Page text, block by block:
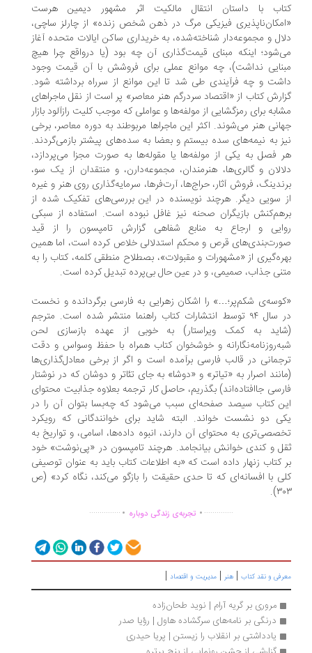
با داستان انتقال مالکیت اثر مشهور دیمین هرست
فیزیکی مرگ در ذهن شخص زنده» از چارلز ساچی،
و مجموعه‌دار شناخته‌شده، به خریداری ساکن ایالات متحده آغاز
اینکه مبنای قیمت‌گذاری آن چه بود (یا درواقع چرا هیچ
نداشت)، چه موانع عملی برای فروشش با آن قیمت وجود
و چه فرآیندی طی شد تا این موانع از سرراه برداشته شود.
کتاب از «اقتصاد سردرگم هنر معاصر» پر است از نقل ماجراهای
برای رمزگشایی از مولفه‌ها و عواملی که موجب کلیت رازآلود بازار
هنر می‌شوند. اکثر این ماجراها مربوطند به دوره معاصر، برخی
به نیمه‌های سده بیستم و بعضا به سده‌های پیشتر بازمی‌گردند.
فصل به یکی از مولفه‌ها یا مقوله‌ها به صورت مجزا می‌پردازد،
و گالری‌ها، هنرمندان، مجموعه‌دارن، و منتقدان از یک سو،
فروش آثار، حراج‌ها، آرت‌فرها، سرمایه‌گذاری روی هنر و غیره
سویی دیگر. هرچند نویسنده در این بررسی‌های تفکیک شده از
بازیگران صحنه نیز غافل نبوده است. استفاده از سبکی
و ارجاع به منابع شفاهی گزارش تامپسون را از قید
قرص و محکم استدلالی خلاص کرده است، اما همین
از «مشهورات و مقبولات»، بصطلاح منطقی کلمه، کتاب را به
جذاب، صمیمی، و در عین حال بی‌پرده تبدیل کرده است.
شکم‌پر؛…» را اشکان زهرایی به فارسی برگردانده و نخست
در سال ۹۴ توسط انتشارات کتاب راهنما منتشر شده است. مترجم
به کمک ویراستار) به خوبی از عهده بازسازی لحن
و خوشخوان کتاب همراه با حفظ وسواس و دقت
در قالب فارسی برآمده است و اگر از برخی معادل‌گذاری‌ها
اصرار به «تیاتر» و «دوشا» به جای تئاتر و دوشان که در نوشتار
جاافتاده‌اند) بگذریم، حاصل کار ترجمه بعلاوه جذابیت محتوای
کتاب سیصد صفحه‌ای سبب می‌شود که چه‌بسا بتوان آن را در
دو نشست خواند. البته شاید برای خوانندگانی که رویکرد
به محتوای آن دارند، انبوه داده‌ها، اسامی، و تواریخ به
و کندی خوانش بیانجامد. هرچند تامپسون در «پی‌نوشت» خود
کتاب زنهار داده است که «به اطلاعات کتاب باید به عنوان توصیفی
با افسانه‌ای که تا حدی حقیقت را بازگو می‌کند، نگاه کرد» (ص
................تجربه‌ی زندگی دوباره ...............
و نقد کتاب|هنر|مدیریت و اقتصاد |
مروری بر گریه آرام | نوید طحان‌زاده
درنگی بر نامه‌های سرگشاده هاول | رؤیا صدر
یادداشتی بر انقلاب را زیستن | پریا حیدری